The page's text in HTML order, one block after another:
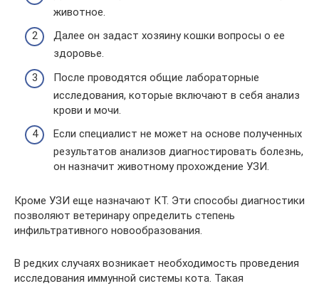
животное.
Далее он задаст хозяину кошки вопросы о ее
здоровье.
После проводятся общие лабораторные
исследования, которые включают в себя анализ
крови и мочи.
Если специалист не может на основе полученных
результатов анализов диагностировать болезнь,
он назначит животному прохождение УЗИ.
Кроме УЗИ еще назначают КТ. Эти способы диагностики
позволяют ветеринару определить степень
инфильтративного новообразования.
В редких случаях возникает необходимость проведения
исследования иммунной системы кота. Такая